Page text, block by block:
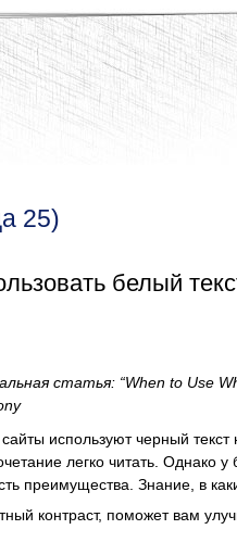
25)
белый
статья: “When to Use
используют черный
легко читать. Однако
преимущества. Знание, в
контраст, поможет вам